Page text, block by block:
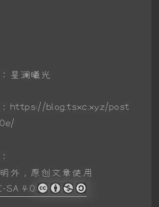
星澜曦光
https://blog.tsxc.xyz/post
外，原创文章使用
SA 4.0